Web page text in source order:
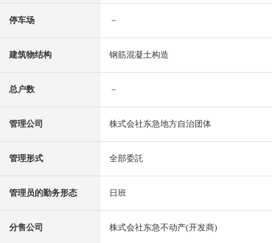
停车场 －
建筑物结构 钢筋混凝土构造
总户数 －
管理公司 株式会社东急地方自治团体
管理形式 全部委託
管理员的勤务形态 日班
分售公司 株式会社东急不动产(开发商)